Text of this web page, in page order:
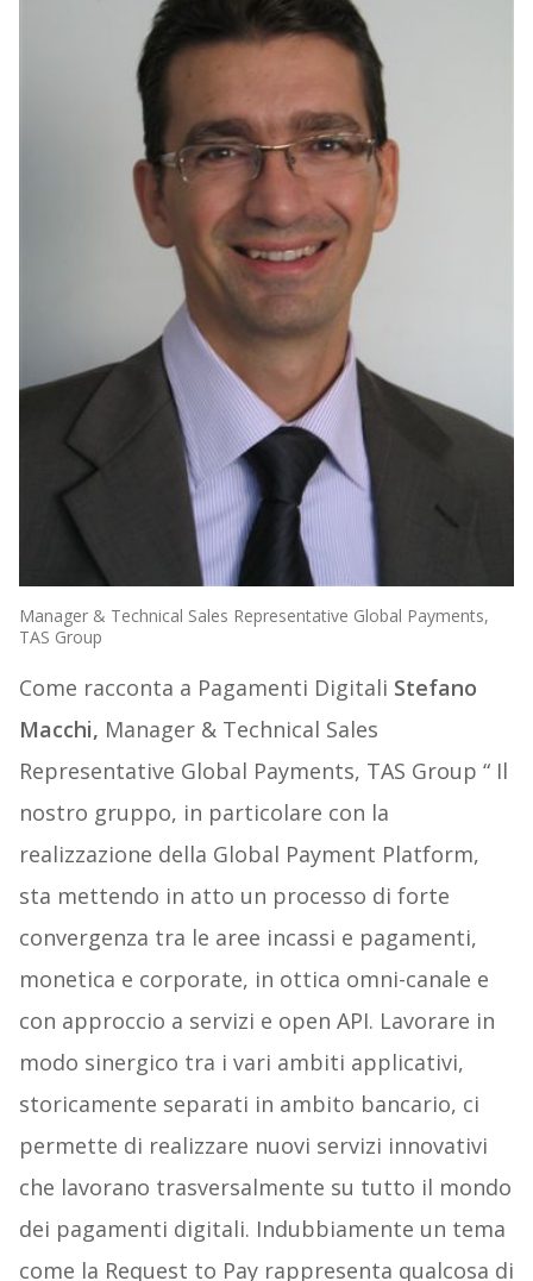
Manager & Technical Sales Representative Global Payments,
TAS Group
Come racconta a Pagamenti Digitali Stefano
Macchi, Manager & Technical Sales
Representative Global Payments, TAS Group “ Il
nostro gruppo, in particolare con la
realizzazione della Global Payment Platform,
sta mettendo in atto un processo di forte
convergenza tra le aree incassi e pagamenti,
monetica e corporate, in ottica omni-canale e
con approccio a servizi e open API. Lavorare in
modo sinergico tra i vari ambiti applicativi,
storicamente separati in ambito bancario, ci
permette di realizzare nuovi servizi innovativi
che lavorano trasversalmente su tutto il mondo
dei pagamenti digitali. Indubbiamente un tema
come la Request to Pay rappresenta qualcosa di